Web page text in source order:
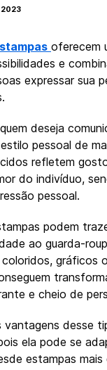
2023
oferecem
e
expressar sua
deseja
pessoal de
refletem
do indivíduo,
pessoal.
podem
ao guarda-
gráficos
e cheio de
vantagens desse
ela pode se
estampas